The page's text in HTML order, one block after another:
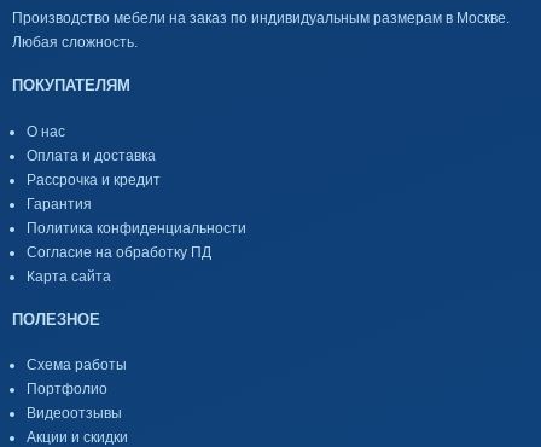
Производство мебели на заказ по индивидуальным размерам в Москве.
Любая сложность.
ПОКУПАТЕЛЯМ
О нас
Оплата и доставка
Рассрочка и кредит
Гарантия
Политика конфиденциальности
Согласие на обработку ПД
Карта сайта
ПОЛЕЗНОЕ
Схема работы
Портфолио
Видеоотзывы
Акции и скидки